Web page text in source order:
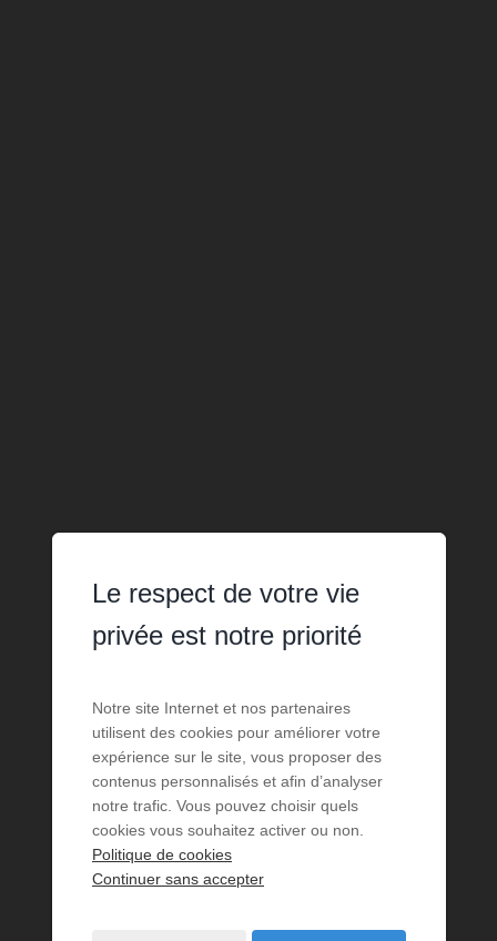
Le respect de votre vie
privée est notre priorité
Notre site Internet et nos partenaires
utilisent des cookies pour améliorer votre
expérience sur le site, vous proposer des
contenus personnalisés et afin d’analyser
notre trafic. Vous pouvez choisir quels
cookies vous souhaitez activer ou non.
Politique de cookies
Continuer sans accepter